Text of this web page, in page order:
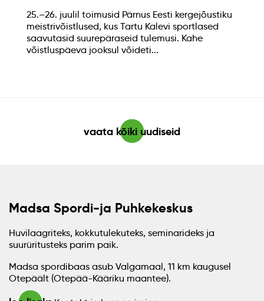
25.–26. juulil toimusid Pärnus Eesti kergejõustiku
meistrivõistlused, kus Tartu Kalevi sportlased
saavutasid suurepäraseid tulemusi. Kahe
võistluspäeva jooksul võideti...
vaata kõiki uudiseid
Madsa Spordi-ja Puhkekeskus
Huvilaagriteks, kokkutulekuteks, seminarideks ja
suurüritusteks parim paik.
Madsa spordibaas asub Valgamaal, 11 km kaugusel
Otepäält (Otepää-Kääriku maantee).